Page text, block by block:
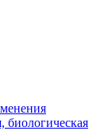
биологическая